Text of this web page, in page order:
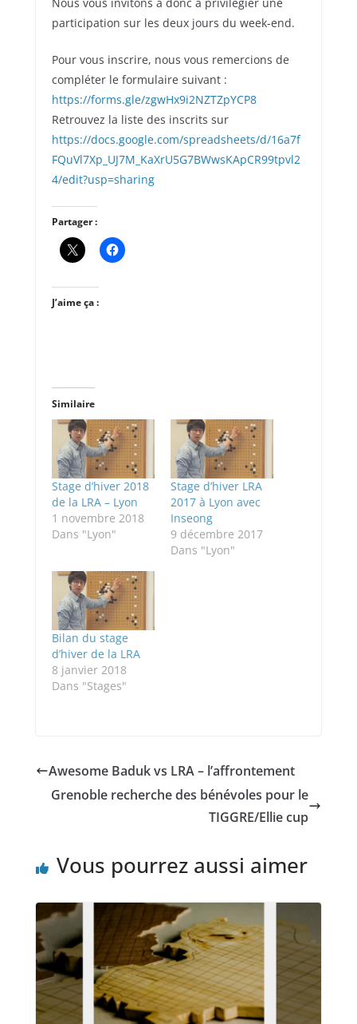
Nous vous invitons à donc à privilégier une
participation sur les deux jours du week-end.
Pour vous inscrire, nous vous remercions de
compléter le formulaire suivant :
https://forms.gle/zgwHx9i2NZTZpYCP8
Retrouvez la liste des inscrits sur
https://docs.google.com/spreadsheets/d/16a7f
FQuVl7Xp_UJ7M_KaXrU5G7BWwsKApCR99tpvl2
4/edit?usp=sharing
Partager :
J’aime ça :
Similaire
Stage d’hiver 2018
de la LRA – Lyon
1 novembre 2018
Dans "Lyon"
Stage d’hiver LRA
2017 à Lyon avec
Inseong
9 décembre 2017
Dans "Lyon"
Bilan du stage
d’hiver de la LRA
8 janvier 2018
Dans "Stages"
Awesome Baduk vs LRA – l’affrontement
Grenoble recherche des bénévoles pour le
TIGGRE/Ellie cup
Vous pourrez aussi aimer